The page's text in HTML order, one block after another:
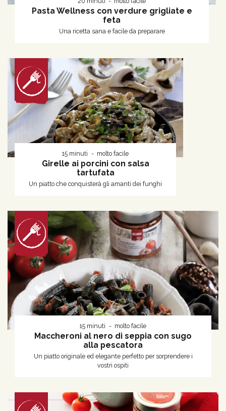
Pasta Wellness con verdure grigliate e
feta
Una ricetta sana e facile da preparare
15 minuti molto facile
Girelle ai porcini con salsa
tartufata
Un piatto che conquisterà gli amanti dei funghi
15 minuti molto facile
Maccheroni al nero di seppia con sugo
alla pescatora
Un piatto originale ed elegante perfetto per sorprendere i
vostri ospiti